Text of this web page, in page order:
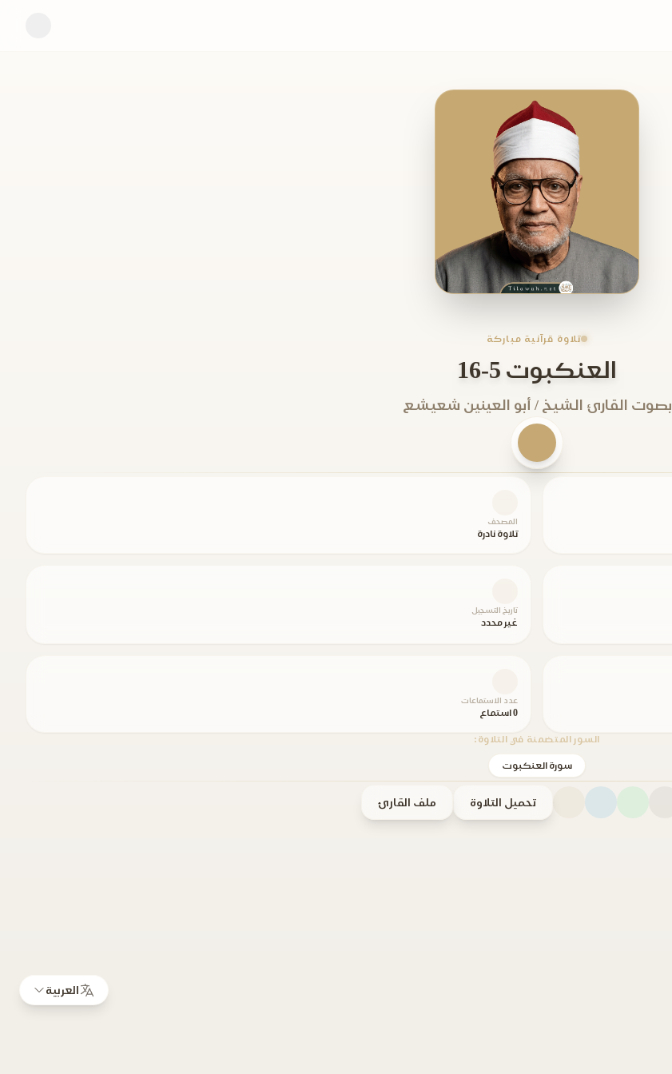
تلاوة قرآنية مباركة
العنكبوت 5-16
بصوت القارئ الشيخ / أبو العينين شعيشع
المصحف
تلاوة نادرة
تاريخ التسجيل
غير محدد
عدد الاستماعات
0 استماع
السور المتضمنة في التلاوة:
سورة العنكبوت
تحميل التلاوة ملف القارئ
العربية